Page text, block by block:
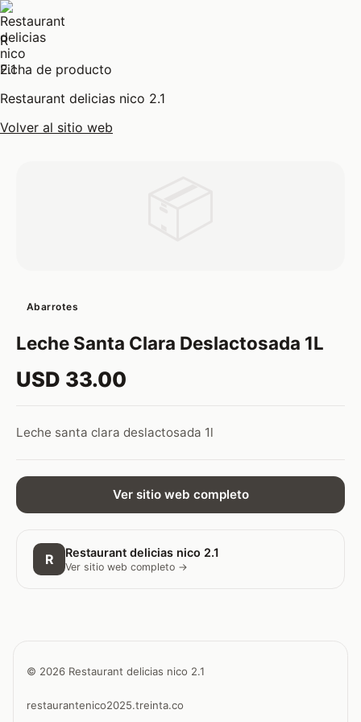
R
Ficha de producto
Restaurant delicias nico 2.1
Volver al sitio web
Abarrotes
Leche Santa Clara Deslactosada 1L
USD 33.00
Leche santa clara deslactosada 1l
Ver sitio web completo
R Restaurant delicias nico 2.1
Ver sitio web completo →
© 2026 Restaurant delicias nico 2.1
restaurantenico2025.treinta.co